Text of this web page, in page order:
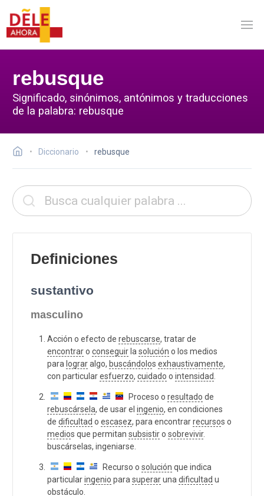
rebusque
Significado, sinónimos, antónimos y traducciones
de la palabra: rebusque
Diccionario rebusque
Definiciones
sustantivo
masculino
Acción o efecto de rebuscarse, tratar de
encontraro conseguir la solución o los medios
para lograralgo, buscándolos exhaustivamente,
con particularesfuerzo, cuidado o intensidad
Proceso o resultado de
rebuscársela, de usar el ingenio, en condiciones
de dificultad o escasez, para encontrarrecursos o
medios que permitan subsistiro sobrevivir.
buscárselas, ingeniarse.
Recurso o solución que indica
particularingenio para superaruna dificultad u
obstáculo